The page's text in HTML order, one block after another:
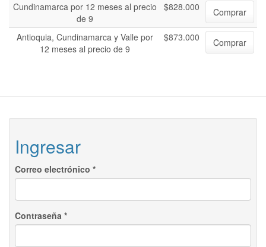
Cundinamarca por 12 meses al precio
de 9
$828.000 Comprar
Antioquia, Cundinamarca y Valle por
12 meses al precio de 9
$873.000 Comprar
Ingresar
Correo electrónico *
Contraseña *